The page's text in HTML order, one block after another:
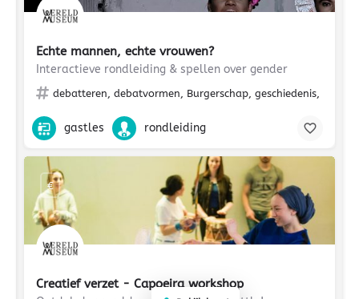
Echte mannen, echte vrouwen?
Interactieve rondleiding & spellen over gender
debatteren, debatvormen, Burgerschap, geschiedenis,
gastles rondleiding
Creatief verzet - Capoeira workshop
€